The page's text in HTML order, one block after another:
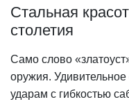
Стальная
столетия
Само слово
оружия. Удивительное
ударам с гибкостью